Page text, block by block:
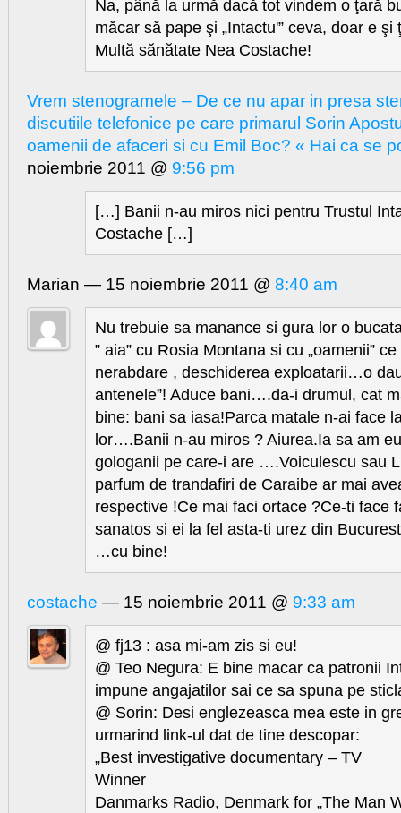
Na, până la urmă dacă tot vindem o ţară
măcar să pape şi „Intactu'” ceva, doar e şi
Multă sănătate Nea Costache!
Vrem stenogramele – De ce nu apar in presa
discutiile telefonice pe care primarul Sorin
oamenii de afaceri si cu Emil Boc? « Hai ca se
noiembrie 2011 @ 9:56 pm
[…] Banii n-au miros nici pentru Trustul
Costache […]
Marian — 15 noiembrie 2011 @ 8:40 am
Nu trebuie sa manance si gura lor o
” aia” cu Rosia Montana si cu „oamenii”
nerabdare , deschiderea exploatarii…o
antenele”! Aduce bani….da-i drumul, cat
bine: bani sa iasa!Parca matale n-ai face
lor….Banii n-au miros ? Aiurea.Ia sa am
gologanii pe care-i are ….Voiculescu sau
parfum de trandafiri de Caraibe ar mai
respective !Ce mai faci ortace ?Ce-ti face
sanatos si ei la fel asta-ti urez din
…cu bine!
costache — 15 noiembrie 2011 @ 9:33 am
@ fj13 : asa mi-am zis si eu!
@ Teo Negura: E bine macar ca patronii
impune angajatilor sai ce sa spuna pe
@ Sorin: Desi englezeasca mea este in
urmarind link-ul dat de tine descopar:
„Best investigative documentary – TV
Winner
Danmarks Radio, Denmark for „The Man